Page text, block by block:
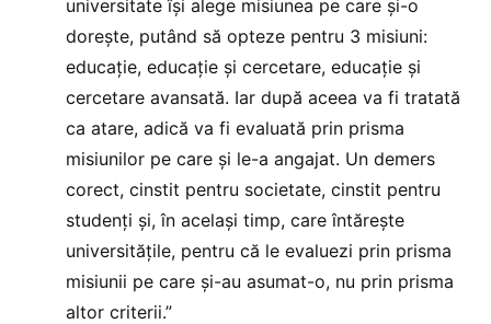
universitate își alege misiunea pe care și-o
dorește, putând să opteze pentru 3 misiuni:
educație, educație și cercetare, educație și
cercetare avansată. Iar după aceea va fi tratată
ca atare, adică va fi evaluată prin prisma
misiunilor pe care și le-a angajat. Un demers
corect, cinstit pentru societate, cinstit pentru
studenți și, în același timp, care întărește
universitățile, pentru că le evaluezi prin prisma
misiunii pe care și-au asumat-o, nu prin prisma
altor criterii.”